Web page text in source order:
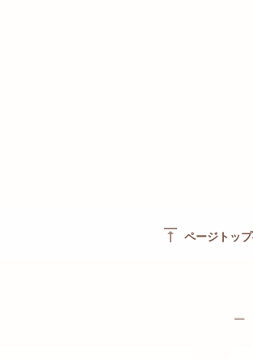
vertical_align_top ページトッ